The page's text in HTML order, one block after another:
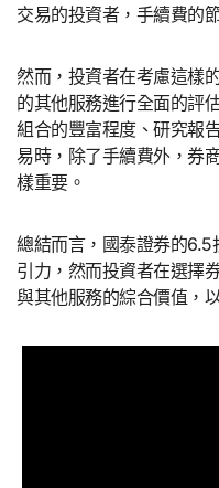
交易的投資者，手續費的
然而，投資者在考慮這樣
的其他服務進行全面的評
組合的豐富程度、研究報
易時，除了手續費外，券
樣重要。
總結而言，國泰證券的
引力，然而投資者在選擇
與其他服務的綜合價值，